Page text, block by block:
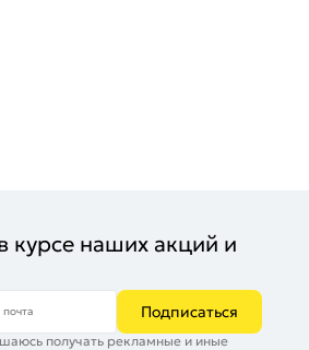
курсе наших акций и
Подписаться
получать рекламные и иные